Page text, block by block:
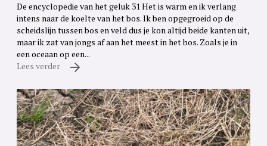
De encyclopedie van het geluk 31 Het is warm en ik verlang
intens naar de koelte van het bos. Ik ben opgegroeid op de
scheidslijn tussen bos en veld dus je kon altijd beide kanten uit,
maar ik zat van jongs af aan het meest in het bos. Zoals je in
een oceaan op een...
Lees verder